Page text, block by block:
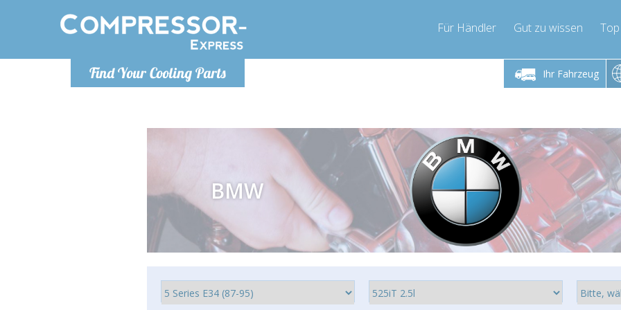
Find Your Cooling Parts
Für Händler Gut zu wissen
Ihr Fahrzeug
Montag bis Freitag 9-17 Uhr Montag bis Freitag 9-17 Uhr
info@compressor-express.de
Montag bis
BMW